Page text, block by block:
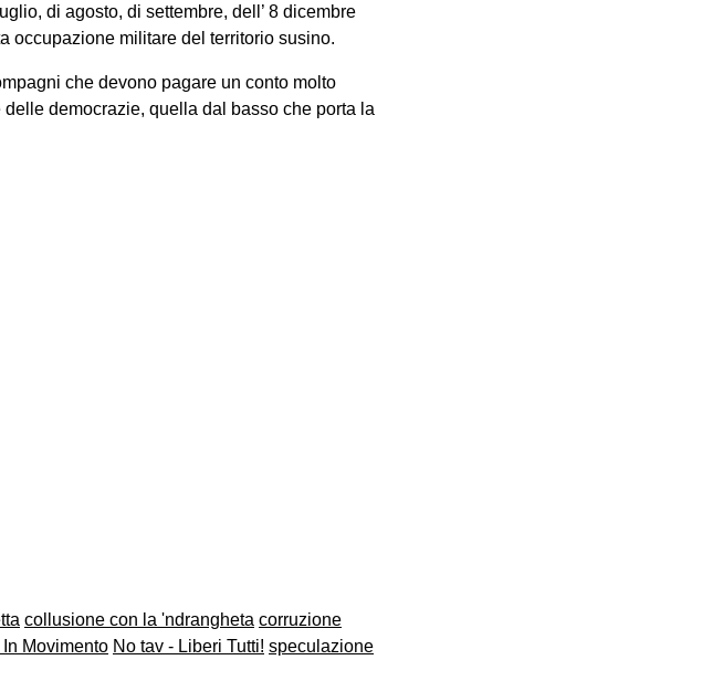
di agosto, di settembre, dell’ 8 dicembre
occupazione militare del territorio susino.
che devono pagare un conto molto
democrazie, quella dal basso che porta la
collusione con la 'ndrangheta corruzione
Movimento No tav - Liberi Tutti! speculazione